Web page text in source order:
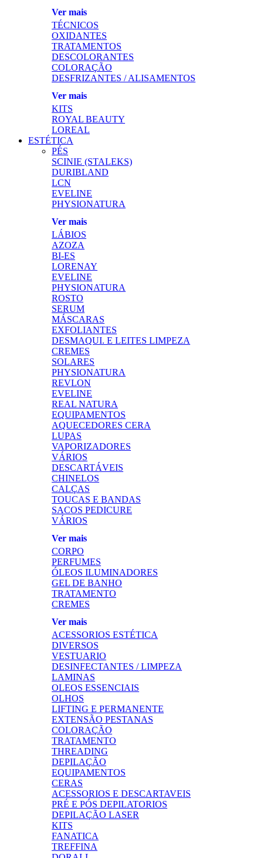
Ver mais
TÉCNICOS
OXIDANTES
TRATAMENTOS
DESCOLORANTES
COLORAÇÃO
DESFRIZANTES / ALISAMENTOS
Ver mais
KITS
ROYAL BEAUTY
LOREAL
ESTÉTICA
PÉS
SCINIE (STALEKS)
DURIBLAND
LCN
EVELINE
PHYSIONATURA
Ver mais
LÁBIOS
AZOZA
BI-ES
LORENAY
EVELINE
PHYSIONATURA
ROSTO
SERUM
MÁSCARAS
EXFOLIANTES
DESMAQUI. E LEITES LIMPEZA
CREMES
SOLARES
PHYSIONATURA
REVLON
EVELINE
REAL NATURA
EQUIPAMENTOS
AQUECEDORES CERA
LUPAS
VAPORIZADORES
VÁRIOS
DESCARTÁVEIS
CHINELOS
CALÇAS
TOUCAS E BANDAS
SACOS PEDICURE
VÁRIOS
Ver mais
CORPO
PERFUMES
ÓLEOS ILUMINADORES
GEL DE BANHO
TRATAMENTO
CREMES
Ver mais
ACESSORIOS ESTÉTICA
DIVERSOS
VESTUARIO
DESINFECTANTES / LIMPEZA
LAMINAS
OLEOS ESSENCIAIS
OLHOS
LIFTING E PERMANENTE
EXTENSÃO PESTANAS
COLORAÇÃO
TRATAMENTO
THREADING
DEPILAÇÃO
EQUIPAMENTOS
CERAS
ACESSORIOS E DESCARTAVEIS
PRÉ E PÓS DEPILATORIOS
DEPILAÇÃO LASER
KITS
FANATICA
TREFFINA